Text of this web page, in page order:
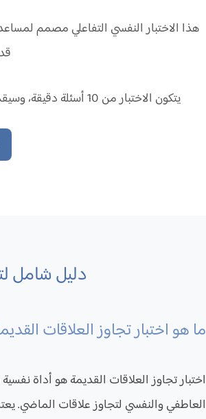
هذا الاختبار النفسي التفاعلي مصمم
يتكون الاختبار من 10 أسئلة دقيقة، وسيقدم لك تحليلًا شخصيًا مع نصائح عملية بناءً على إجاباتك.
دليل شامل
ما هو اختبار تجاوز العلاقات
اختبار تجاوز العلاقات القديمة هو أداة
العاطفي والنفسي لتجاوز علاقات الماضي.